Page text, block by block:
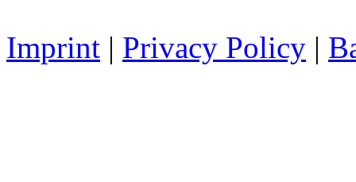
Imprint | Privacy Policy |